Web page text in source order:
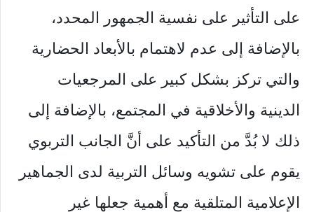
على التأثير على نفسية الجمهور المحدد،
بالإضافة إلى عدم لاهتمام بالأبعاد الحضارية
والتي تركز بشكل كبير على المرجعيات
الدينية والأخلاقية في المجتمع، بالإضافة إلى
ذلك لا بُدَّ من التأكيد على أنَّ الجانب التربوي
يقوم على تشويه وسائل التربية لدى الجماهير
الإعلامية المتلقية مع أهمية جعلها غير